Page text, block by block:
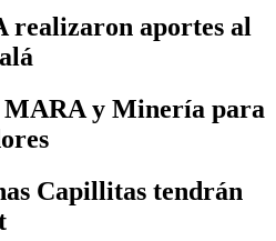
aportes al
y Minería para
Capillitas tendrán